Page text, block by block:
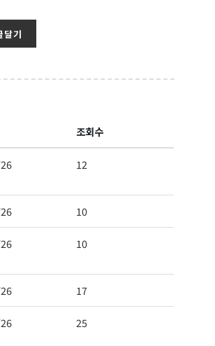
달기
조회수
12
10
10
17
25